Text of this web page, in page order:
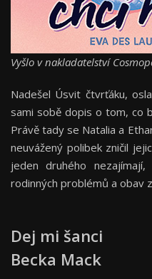
Vyšlo v nakladatelství
Nadešel Úsvit čtvrťáku,
sami sobě dopis o tom, co
Právě tady se Natalia a
neuvážený polibek zničil
jeden druhého
rodinných problémů a obav
Dej mi šanci
Becka Mack